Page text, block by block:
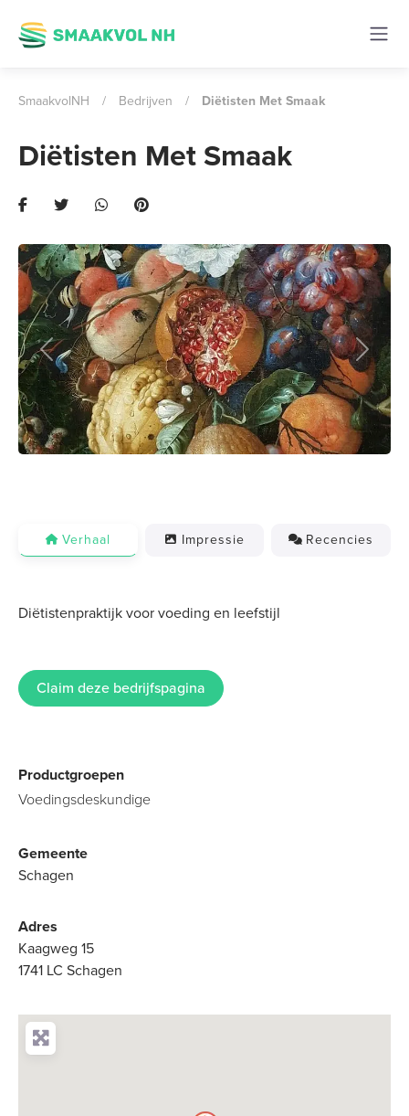
SmaakvolNH / Bedrijven / Diëtisten Met Smaak
Diëtisten Met Smaak
Previous Next
Verhaal Impressie Recencies
Diëtistenpraktijk voor voeding en leefstijl
Claim deze bedrijfspagina
Productgroepen
Voedingsdeskundige
Gemeente
Schagen
Adres
Kaagweg 15
1741 LC Schagen